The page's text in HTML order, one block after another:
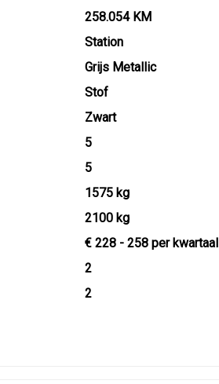
258.054 KM
Station
Grijs Metallic
Stof
Zwart
5
5
1575 kg
2100 kg
€ 228 - 258 per kwartaal
2
2